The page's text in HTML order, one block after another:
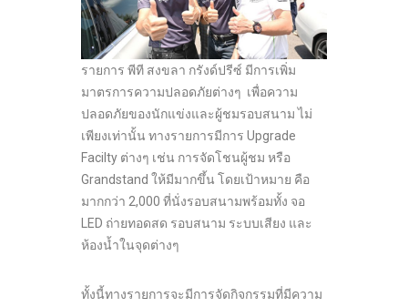
รายการ พีที สงขลา กรังด์ปรีซ์ มีการเพิ่ม
มาตรการความปลอดภัยต่างๆ เพื่อความ
ปลอดภัยของนักแข่งและผู้ชมรอบสนาม ไม่
เพียงเท่านั้น ทางรายการมีการ Upgrade
Facilty ต่างๆ เช่น การจัดโชนผู้ชม หรือ
Grandstand ให้มีมากขึ้น โดยเป้าหมาย คือ
มากกว่า 2,000 ที่นั่งรอบสนามพร้อมทั้ง จอ
LED ถ่ายทอดสด รอบสนาม ระบบเสียง และ
ห้องน้ำในจุดต่างๆ
ทั้งนี้ทางรายการจะมีการจัดกิจกรรมที่มีความ